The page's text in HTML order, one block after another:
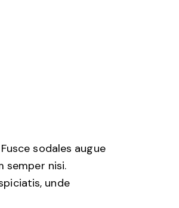
sodales augue
semper nisi.
unde